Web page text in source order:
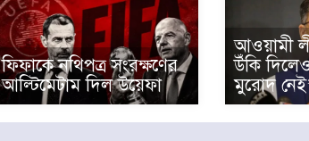
ফিফাকে নথিপত্র সংরক্ষণের
আল্টিমেটাম দিল উয়েফা
আওয়ামী
উঁকি
মুরোদ